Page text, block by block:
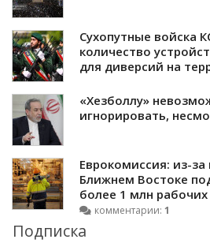
Сухопутные войска
количество
для диверсий на
«Хезболлу»
игнорировать,
Еврокомиссия: из-
Ближнем Востоке
более 1 млн
комментарии: 1
Подписка